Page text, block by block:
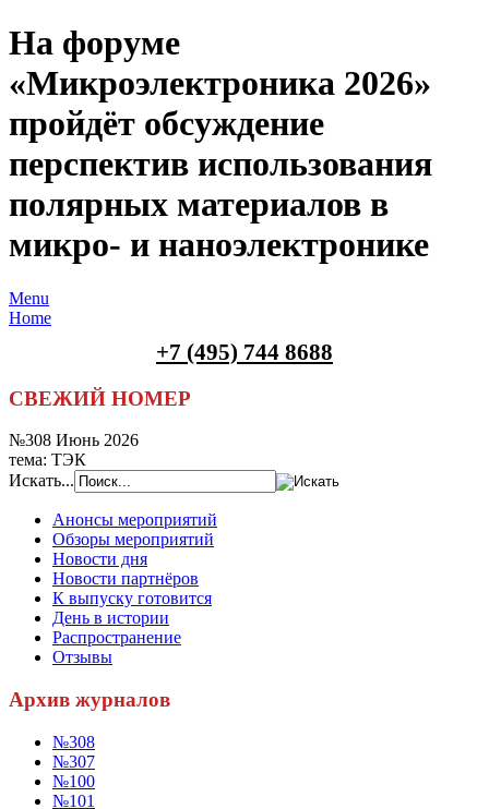
На форуме
«Микроэлектроника 2026»
пройдёт обсуждение
перспектив использования
полярных материалов в
микро- и наноэлектронике
Menu
Home
+7 (495) 744 8688
СВЕЖИЙ НОМЕР
№308 Июнь 2026
тема: ТЭК
Искать...
Анонсы мероприятий
Обзоры мероприятий
Новости дня
Новости партнёров
К выпуску готовится
День в истории
Распространение
Отзывы
Архив журналов
№308
№307
№100
№101